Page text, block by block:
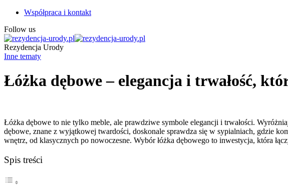
Współpraca i kontakt
Follow us
Rezydencja Urody
Inne tematy
Łóżka dębowe – elegancja i trwałość,
Łóżka dębowe to nie tylko meble, ale prawdziwe symbole elegancji i trwałości.
dębowe, znane z wyjątkowej twardości, doskonale sprawdza się w sypialniach, gdzie
wnętrz, od klasycznych po nowoczesne. Wybór łóżka dębowego to inwestycja, która
Spis treści